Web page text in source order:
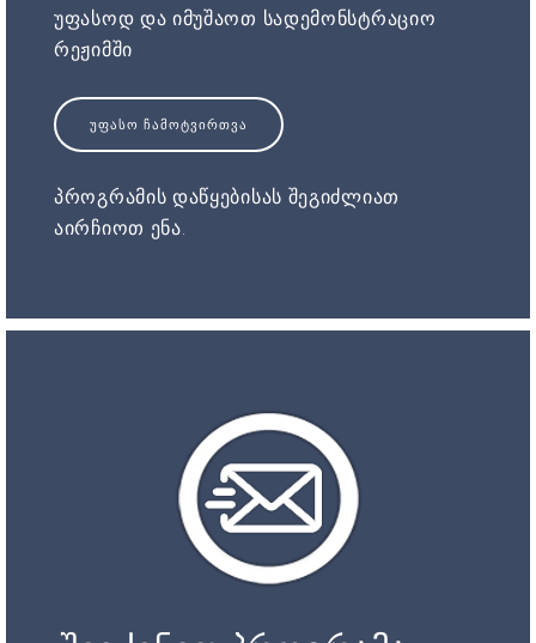
უფასოდ და იმუშაოთ სადემონსტრაციო
რეჟიმში
ᲣᲤᲐᲡᲝ ᲩᲐᲛᲝᲢᲕᲘᲠᲗᲕᲐ
პროგრამის დაწყებისას შეგიძლიათ
აირჩიოთ ენა.